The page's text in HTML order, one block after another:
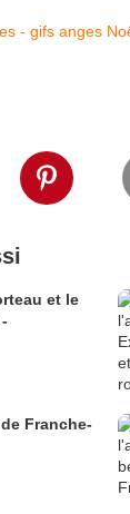
et le
Franche-